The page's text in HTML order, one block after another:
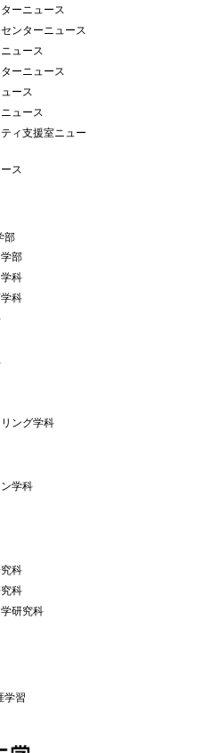
ーニュース
ンターニュース
ュース
ーニュース
ース
ュース
ィ支援室ニュー
ス
部
部
科
科
ング学科
学科
科
科
研究科
学習